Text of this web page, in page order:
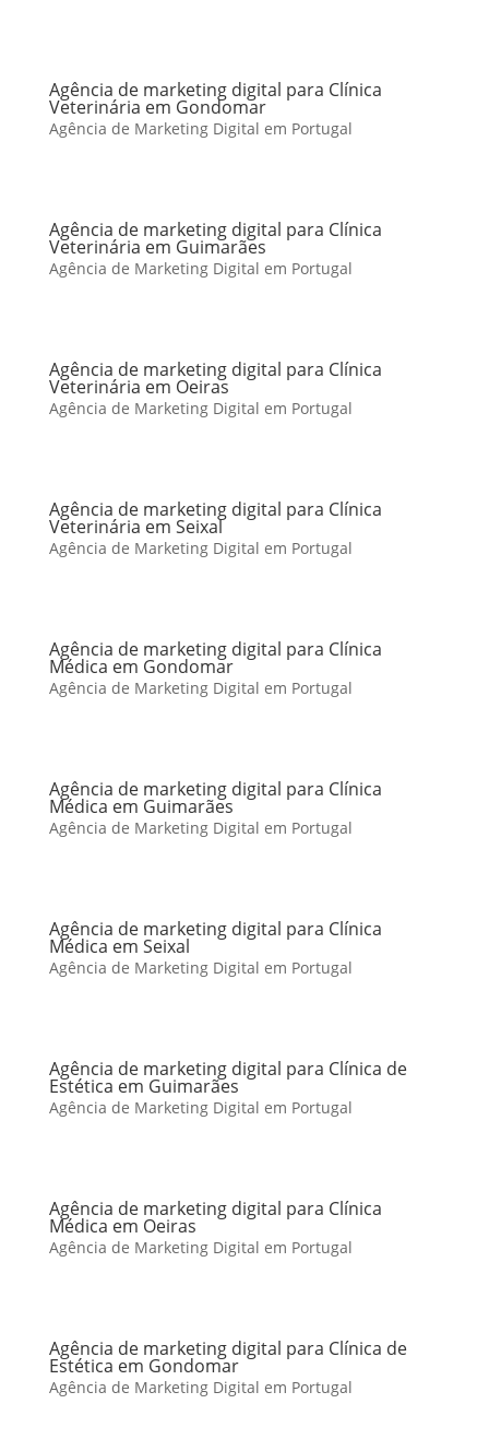
Agência de marketing digital para Clínica
Veterinária em Gondomar
Agência de Marketing Digital em Portugal
Agência de marketing digital para Clínica
Veterinária em Guimarães
Agência de Marketing Digital em Portugal
Agência de marketing digital para Clínica
Veterinária em Oeiras
Agência de Marketing Digital em Portugal
Agência de marketing digital para Clínica
Veterinária em Seixal
Agência de Marketing Digital em Portugal
Agência de marketing digital para Clínica
Médica em Gondomar
Agência de Marketing Digital em Portugal
Agência de marketing digital para Clínica
Médica em Guimarães
Agência de Marketing Digital em Portugal
Agência de marketing digital para Clínica
Médica em Seixal
Agência de Marketing Digital em Portugal
Agência de marketing digital para Clínica de
Estética em Guimarães
Agência de Marketing Digital em Portugal
Agência de marketing digital para Clínica
Médica em Oeiras
Agência de Marketing Digital em Portugal
Agência de marketing digital para Clínica de
Estética em Gondomar
Agência de Marketing Digital em Portugal